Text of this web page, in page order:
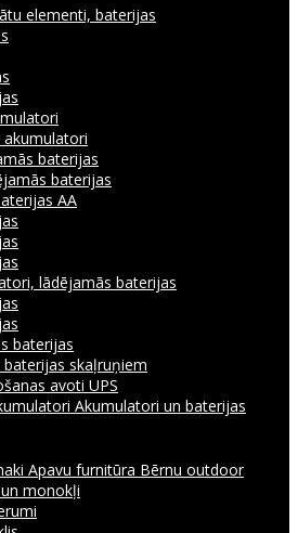
elementi, baterijas
akumulatori
baterijas
baterijas
AA
lādējamās baterijas
baterijas
skaļruņiem
avoti UPS
Akumulatori un baterijas
Apavu furnitūra Bērnu outdoor
monokļi